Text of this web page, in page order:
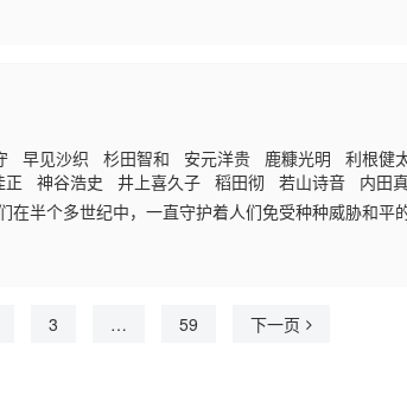
早见沙织 杉田智和 安元洋贵 鹿糠光明 利根
正 神谷浩史 井上喜久子 稻田彻 若山诗音 内田
在半个多世纪中，一直守护着人们免受种种威胁和平
由9名人造人组成的集团“涅墨西斯”出现了，他们
够操控重力的改造人格拉维顿所率领的这支集团，他
见证时代的更迭？
3 … 59 下一页